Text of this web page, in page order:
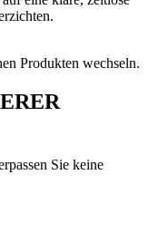
Produkten wechseln.
Sie keine